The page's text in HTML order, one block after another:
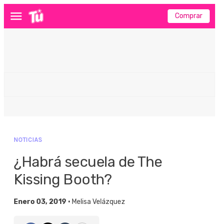
Menú Comprar
NOTICIAS
¿Habrá secuela de The
Kissing Booth?
Enero 03, 2019 • Melisa Velázquez